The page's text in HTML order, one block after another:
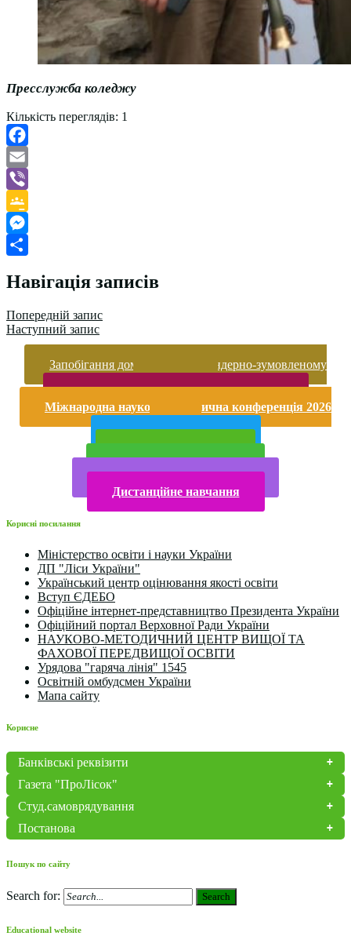
Пресслужба коледжу
Кількість переглядів: 1
Facebook
Email
Viber
Google
Classroom
Messenger
Навігація записів
Попередній запис
Наступний запис
Запобігання домашньому та гендерно-зумовленому
Міжнародна науково-практична конференція 2026
Дистанційне навчання
Корисні посилання
Міністерство освіти і науки України
ДП "Ліси України"
Український центр оцінювання якості освіти
Вступ ЄДЕБО
Офіційне інтернет-представництво Президента України
Офіційний портал Верховної Ради України
НАУКОВО-МЕТОДИЧНИЙ ЦЕНТР ВИЩОЇ ТА
ФАХОВОЇ ПЕРЕДВИЩОЇ ОСВІТИ
Урядова "гаряча лінія" 1545
Освітній омбудсмен України
Мапа сайту
Корисне
Банківські реквізити
Газета "ПроЛісок"
Студ.самоврядування
Постанова
Пошук по сайту
Search for: Search
Educational website